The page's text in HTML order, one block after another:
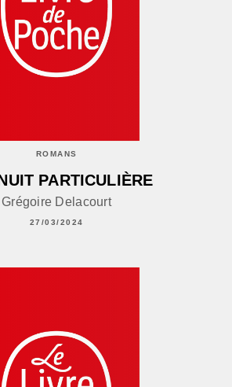
ROMANS
PARTICULIÈRE
Grégoire Delacourt
27/03/2024